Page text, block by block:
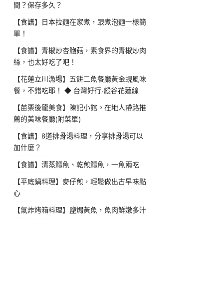
間？保存多久？
【食譜】日本拉麵在家煮，跟煮泡麵一樣簡
單！
【食譜】青椒炒杏鮑菇，素食界的青椒炒肉
絲，也太好吃了吧！
【花蓮立川漁場】五餅二魚餐廳黃金蜆風味
餐，不錯吃耶！ ◆ 台灣好行-縱谷花蓮線
【苗栗後龍美食】陳記小館。在地人帶路推
薦的美味餐廳(附菜單)
【食譜】8道排骨湯料理，分享排骨湯可以
加什麼？
【食譜】清蒸鱈魚、乾煎鱈魚，一魚兩吃
【平底鍋料理】麥仔煎，輕鬆做出古早味點
心
【氣炸烤箱料理】鹽焗黃魚，魚肉鮮嫩多汁